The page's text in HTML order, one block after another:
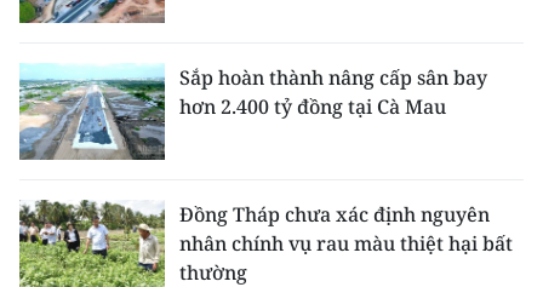
Sắp hoàn thành nâng cấp sân bay
hơn 2.400 tỷ đồng tại Cà Mau
Đồng Tháp chưa xác định nguyên
nhân chính vụ rau màu thiệt hại bất
thường